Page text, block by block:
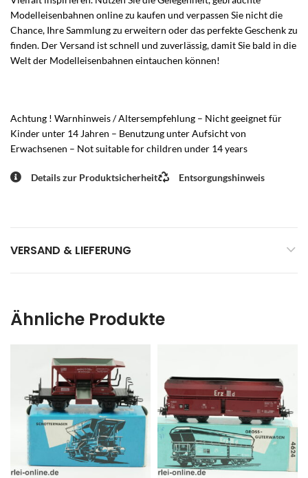
Modelleisenbahnen online zu kaufen und verpassen Sie nicht die
Chance, Ihre Sammlung zu erweitern oder das perfekte Geschenk zu
finden. Der Versand ist schnell und zuverlässig, damit Sie bald in die
Welt der Modelleisenbahnen eintauchen können!
Achtung ! Warnhinweis / Altersempfehlung – Nicht geeignet für
Kinder unter 14 Jahren – Benutzung unter Aufsicht von
Erwachsenen – Not suitable for children under 14 years
Details zur Produktsicherheit Entsorgungshinweis
VERSAND & LIEFERUNG
Ähnliche Produkte